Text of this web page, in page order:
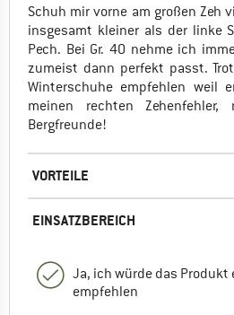
Schuh mir vorne am großen Zeh
insgesamt kleiner als der linke
Pech. Bei Gr. 40 nehme ich
zumeist dann perfekt passt.
Winterschuhe empfehlen weil
meinen rechten
Bergfreunde!
VORTEILE
EINSATZBEREICH
Ja, ich würde das Produkt
empfehlen